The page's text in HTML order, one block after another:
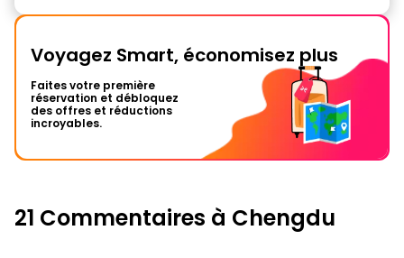
Voyagez Smart, économisez plus
Faites votre première
réservation et débloquez
des offres et réductions
incroyables.
21 Commentaires à Chengdu